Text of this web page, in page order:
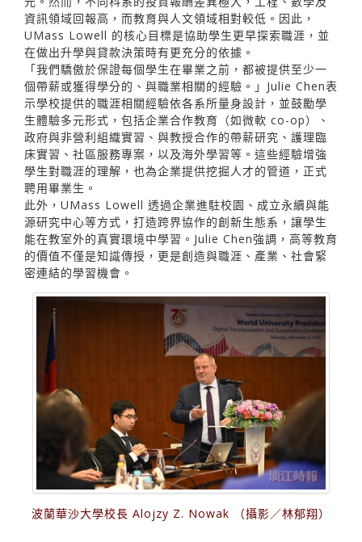
資訊領域回報高，而教育與人文領域相對較低。因此，
UMass Lowell 的核心目標是協助學生更早探索職涯，並
在做出升學與貸款決策時有更充分的依據。
「我們驕傲於保證每個學生在畢業之前，都被提供至少一
個帶薪或獲得學分的、與職業相關的經驗。」Julie Chen表
示學校提供的職涯相關經驗依各系所量身設計，並鼓勵學
生體驗多元形式，包括企業合作教育（如微軟 co-op）、
政府與非營利組織實習、與教授合作的帶薪研究、護理臨
床實習、社區服務專案，以及海外學習等。這些經驗增強
學生對職涯的理解，也為企業提供挖掘人才的管道，正式
聘用畢業生。
此外，UMass Lowell 透過企業進駐校園、成立永續與能
源研究中心等方式，打造跨界協作的創新生態系，讓學生
能在教室外的真實環境中學習。Julie Chen強調，高等教育
的價值不僅是知識傳授，更是創造與職涯、產業、社會緊
密連結的學習機會。
波蘭華沙大學校長 Alojzy Z. Nowak （攝影／林郁翔）